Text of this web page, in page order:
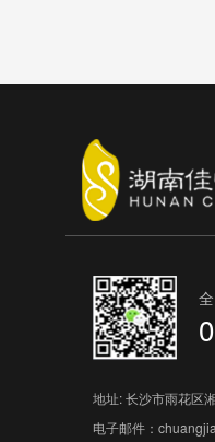
地址: 长沙市雨花区
电子邮件：